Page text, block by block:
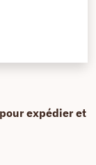
expédier et